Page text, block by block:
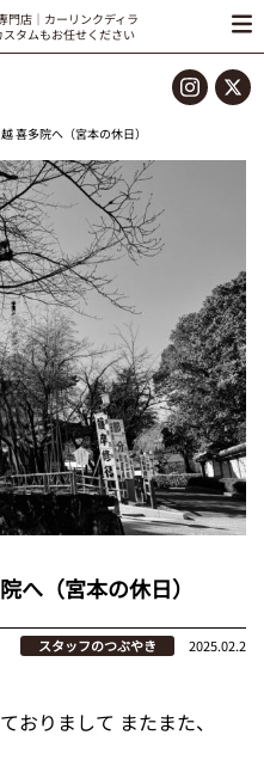
門店｜カーリンクディラ
タムもお任せください
喜多院へ（宮本の休日）
へ（宮本の休日）
スタッフのつぶやき 2025.02.2
おりまして またまた、